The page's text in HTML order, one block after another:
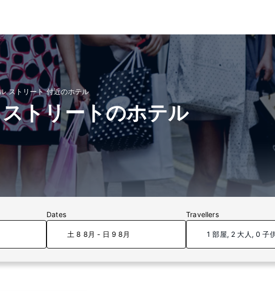
ストリート 付近のホテル
トリートのホテル
Dates
土 8 8月 - 日 9 8月
Travellers
1 部屋, 2 大人, 0 子